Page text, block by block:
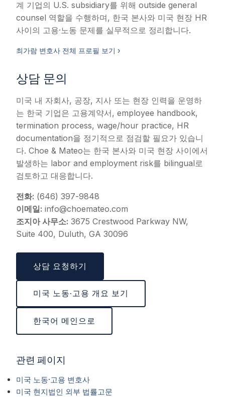
계 기업의 U.S. subsidiary를 위해 outside general
counsel 역할을 수행하며, 한국 본사와 미국 현장 HR
사이의 고용·노동 문제를 실무적으로 정리합니다.
최가람 변호사 전체 프로필 보기 ›
상담 문의
미국 내 자회사, 공장, 지사 또는 현장 인력을 운영하
는 한국 기업은 고용계약서, employee handbook,
termination process, wage/hour practice, HR
documentation을 정기적으로 점검할 필요가 있습니
다. Choe & Mateo는 한국 본사와 미국 현장 사이에서
발생하는 labor and employment risk를 bilingual로
검토하고 대응합니다.
전화: (646) 397-9848
이메일: info@choemateo.com
조지아 사무소: 3675 Crestwood Parkway NW,
Suite 400, Duluth, GA 30096
상담 요청하기
미국 노동·고용 개요 보기
한국어 메인으로
관련 페이지
미국 노동·고용 변호사
미국 현지법인 외부 법률고문